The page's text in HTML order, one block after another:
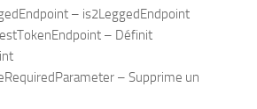
– is2LeggedEndpoint
– Définit
– Supprime un